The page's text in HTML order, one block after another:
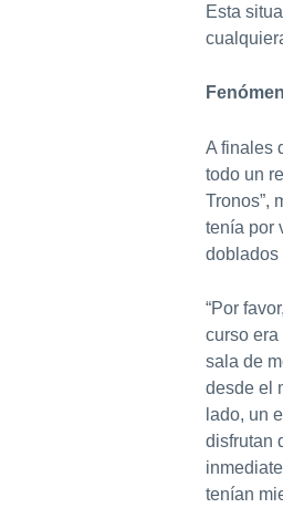
Esta
A finales
todo un
Tronos”,
tenía por
doblados
“Por
curso
sala de
desde el
lado, un
disfrutan
tenían